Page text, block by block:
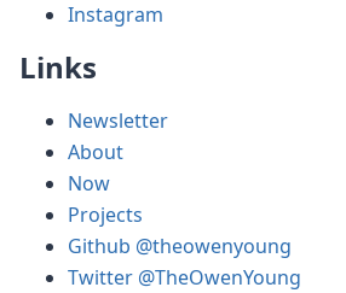
Instagram
Links
Newsletter
About
Now
Projects
Github @theowenyoung
Twitter @TheOwenYoung